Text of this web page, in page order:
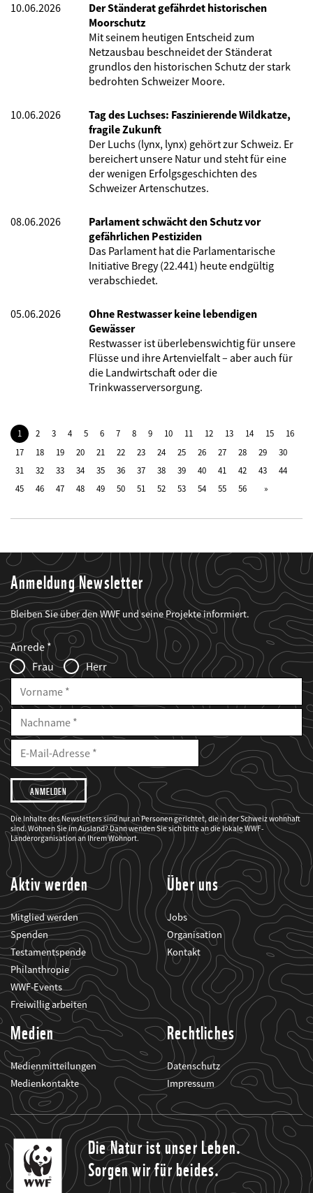
10.06.2026
Der Ständerat gefährdet historischen
Moorschutz
Mit seinem heutigen Entscheid zum
Netzausbau beschneidet der Ständerat
grundlos den historischen Schutz der stark
bedrohten Schweizer Moore.
10.06.2026
Tag des Luchses: Faszinierende Wildkatze,
fragile Zukunft
Der Luchs (lynx, lynx) gehört zur Schweiz. Er
bereichert unsere Natur und steht für eine
der wenigen Erfolgsgeschichten des
Schweizer Artenschutzes.
08.06.2026
Parlament schwächt den Schutz vor
gefährlichen Pestiziden
Das Parlament hat die Parlamentarische
Initiative Bregy (22.441) heute endgültig
verabschiedet.
05.06.2026
Ohne Restwasser keine lebendigen
Gewässer
Restwasser ist überlebenswichtig für unsere
Flüsse und ihre Artenvielfalt – aber auch für
die Landwirtschaft oder die
Trinkwasserversorgung.
1 2 3 4 5 6 7 8 9 10 11 12 13 14 15
16
17
18 19 20 21 22 23 24 25 26 27 28 29
30
31
32 33 34 35 36 37 38 39 40 41 42 43
44
45
46 47 48 49 50 51 52 53 54 55 56
Anmeldung Newsletter
Bleiben Sie über den WWF und seine Projekte informiert.
Web2Case
Infofelder
Fieldset
anrede_name
Anrede
Frau
Herr
Vorname
Nachname
E-
Mailadresse
E-
Adresse
Ich
möchte,
dass
der
WWF
mich
über
seine
Projekte
informiert.
Die Inhalte des Newsletters sind nur an Personen gerichtet, die in der Schweiz wohnhaft
sind. Wohnen Sie im Ausland? Dann wenden Sie sich bitte an die lokale WWF-
Länderorganisation an Ihrem Wohnort.
Aktiv werden
Mitglied werden
Spenden
Testamentspende
Philanthropie
WWF-Events
Freiwillig arbeiten
Über uns
Jobs
Organisation
Kontakt
Medien
Medienmitteilungen
Medienkontakte
Rechtliches
Datenschutz
Impressum
Die Natur ist unser Leben.
Sorgen wir für beides.